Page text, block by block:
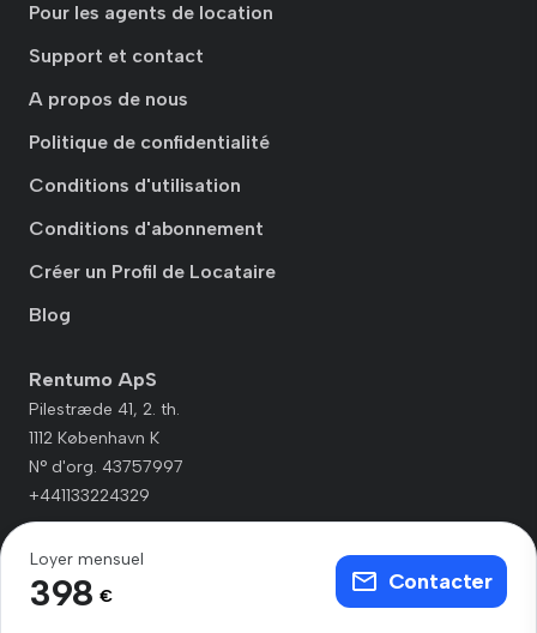
Loyer mensuel
398 €
Contacter
Pour les agents de location
Support et contact
A propos de nous
Politique de confidentialité
Conditions d'utilisation
Conditions d'abonnement
Créer un Profil de Locataire
Blog
Rentumo ApS
Pilestræde 41, 2. th.
1112 København K
N° d'org. 43757997
+441133224329